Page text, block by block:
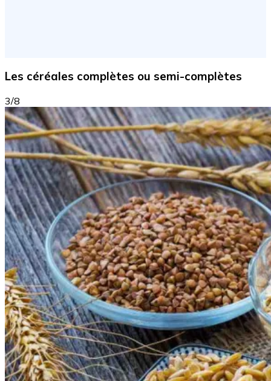
Les céréales complètes ou semi-complètes
3/8